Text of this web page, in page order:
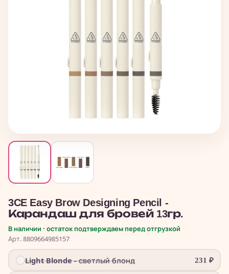
3CE Easy Brow Designing Pencil -
Карандаш для бровей 13гр.
В наличии · остаток подтверждаем перед отгрузкой
Арт. 8809664985157
Light Blonde - светлый блонд 231 ₽